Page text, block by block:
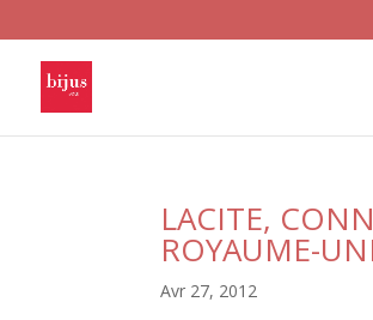
LACITE,
ROYAUME-
Avr 27, 2012